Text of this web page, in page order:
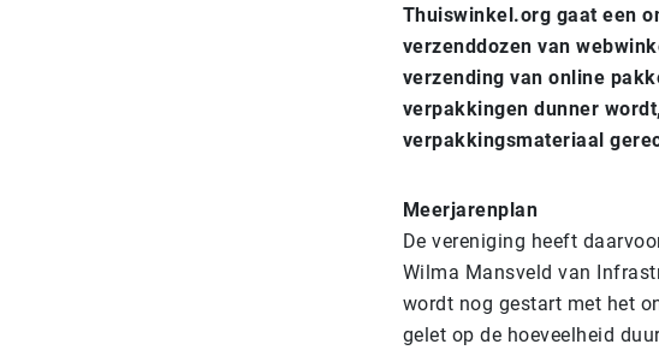
Thuiswinkel.org gaat een
verzenddozen van
verzending van online
verpakkingen dunner
verpakkingsmateriaal
Meerjarenplan
De vereniging heeft
Wilma Mansveld van
wordt nog gestart met het
gelet op de hoeveelheid